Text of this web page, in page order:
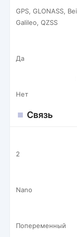
GPS, GLONASS,
Galileo, QZSS
Да
Нет
Связь
2
Nano
Попеременный